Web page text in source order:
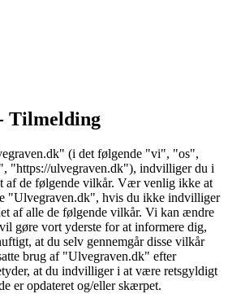
Tilmelding
(i det følgende "vi", "os",
"https://ulvegraven.dk"), indvilliger du i
af de følgende vilkår. Vær venlig ikke at
"Ulvegraven.dk", hvis du ikke indvilliger
af alle de følgende vilkår. Vi kan ændre
gøre vort yderste for at informere dig,
at du selv gennemgår disse vilkår
brug af "Ulvegraven.dk" efter
at du indvilliger i at være retsgyldigt
er opdateret og/eller skærpet.